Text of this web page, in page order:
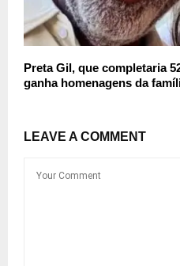
Preta Gil, que completaria
ganha homenagens da
LEAVE A COMMENT